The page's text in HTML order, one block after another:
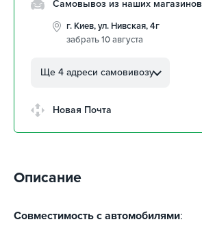
Самовывоз из наших магазинов
г. Киев, ул. Нивская, 4г
забрать 10 августа
Автолюбителей, 8а
авторынок
г. Киев, ул. Остафия
Ще 4 адреси самовивозу
Новая Почта
Описание
Совместимость с автомобилями: